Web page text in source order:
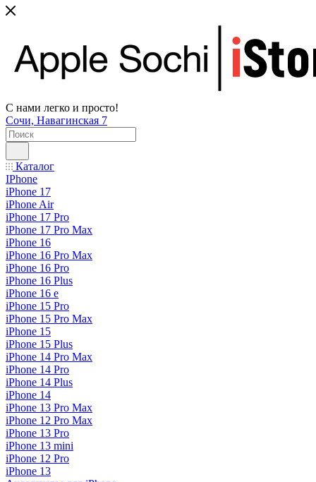
С нами легко и просто!
Сочи, Навагинская 7
Каталог
IPhone
iPhone 17
iPhone Air
iPhone 17 Pro
iPhone 17 Pro Max
iPhone 16
iPhone 16 Pro Max
iPhone 16 Pro
iPhone 16 Plus
iPhone 16 e
iPhone 15 Pro
iPhone 15 Pro Max
iPhone 15
iPhone 15 Plus
iPhone 14 Pro Max
iPhone 14 Pro
iPhone 14 Plus
iPhone 14
iPhone 13 Pro Max
iPhone 12 Pro Max
iPhone 13 Pro
iPhone 13 mini
iPhone 12 Pro
iPhone 13